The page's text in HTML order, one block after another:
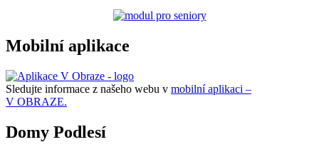
Mobilní aplikace
Sledujte informace z našeho webu v mobilní aplikaci –
V OBRAZE.
Domy Podlesí